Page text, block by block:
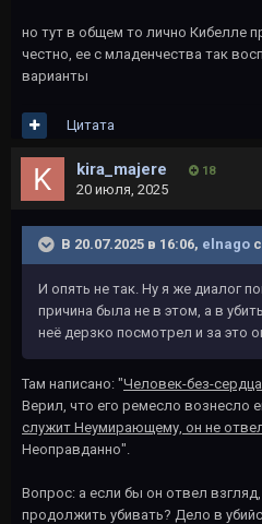
но тут в общем то лично Кибелле
честно, ее с младенчества так
варианты
Цитата
kira_majere 18
20 июля, 2025
В 20.07.2025 в 16:06, elnago
И опять не так. Ну я же диалог
причина была не в этом, а в
неё дерзко посмотрел и за это
Там написано: "Человек-без-
Верил, что его ремесло вознесло
служит Неумирающему, он не
Неоправданно".
Вопрос: а если бы он отвел
продолжить убивать? Дело в